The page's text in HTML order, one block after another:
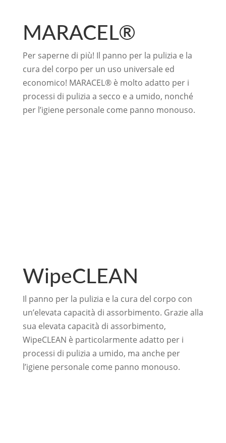
MARACEL®
Per saperne di più! Il panno per la pulizia e la
cura del corpo per un uso universale ed
economico! MARACEL® è molto adatto per i
processi di pulizia a secco e a umido, nonché
per l’igiene personale come panno monouso.
WipeCLEAN
Il panno per la pulizia e la cura del corpo con
un’elevata capacità di assorbimento. Grazie alla
sua elevata capacità di assorbimento,
WipeCLEAN è particolarmente adatto per i
processi di pulizia a umido, ma anche per
l’igiene personale come panno monouso.